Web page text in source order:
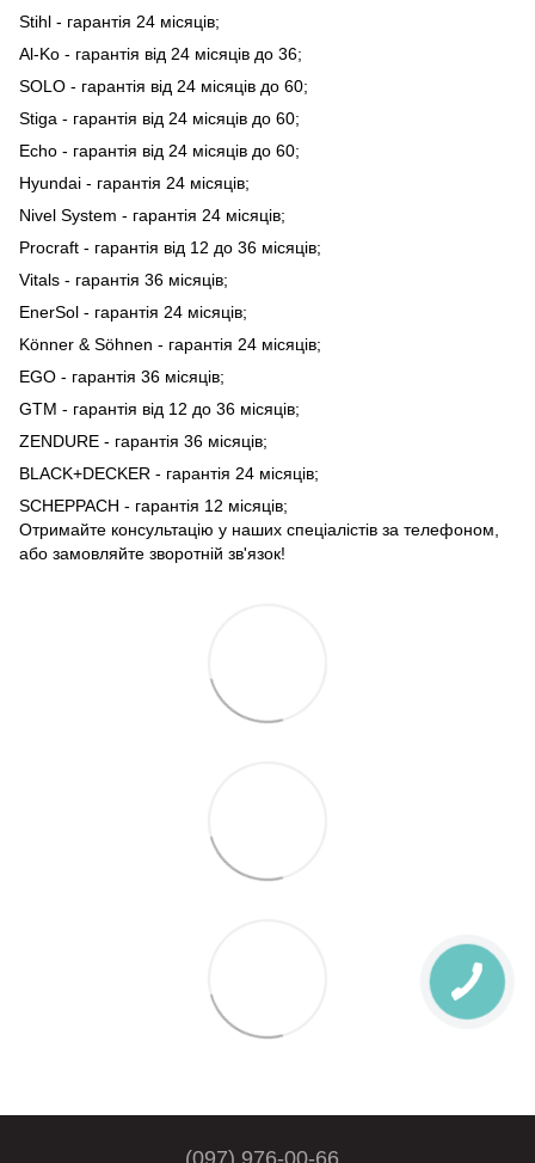
Stihl - гарантія 24 місяців;
Al-Ko - гарантія від 24 місяців до 36;
SOLO - гарантія від 24 місяців до 60;
Stiga - гарантія від 24 місяців до 60;
Echo - гарантія від 24 місяців до 60;
Hyundai - гарантія 24 місяців;
Nivel System - гарантія 24 місяців;
Procraft - гарантія від 12 до 36 місяців;
Vitals - гарантія 36 місяців;
EnerSol - гарантія 24 місяців;
Könner & Söhnen - гарантія 24 місяців;
EGO - гарантія 36 місяців;
GTM - гарантія від 12 до 36 місяців;
ZENDURE - гарантія 36 місяців;
BLACK+DECKER - гарантія 24 місяців;
SCHEPPACH - гарантія 12 місяців;
Отримайте консультацію у наших спеціалістів за телефоном,
або замовляйте зворотній зв'язок!
(097) 976-00-66